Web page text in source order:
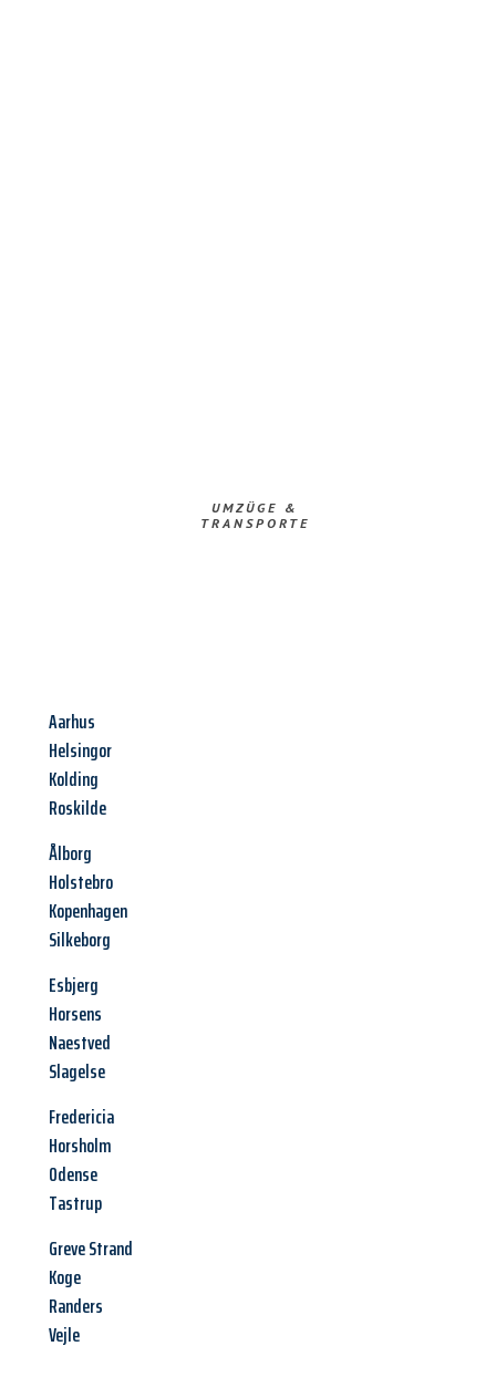
UMZÜGE &
TRANSPORTE
Aarhus
Helsingor
Kolding
Roskilde
Ålborg
Holstebro
Kopenhagen
Silkeborg
Esbjerg
Horsens
Naestved
Slagelse
Fredericia
Horsholm
Odense
Tastrup
Greve Strand
Koge
Randers
Vejle